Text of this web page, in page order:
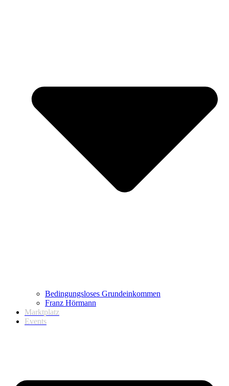
Bedingungsloses Grundeinkommen
Franz Hörmann
Marktplatz
Events